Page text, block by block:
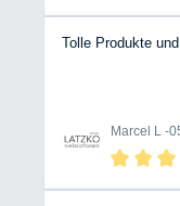
Mitarbeiter am
Thema Camping
Verkäufer, deren
Menschen, die
Tolle Produkte
Marcel L -